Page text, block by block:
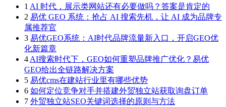
1 AI 时代，展示类网站还有必要做吗？答案是肯定的
2 易优 GEO 系统：抢占 AI 搜索先机，让 AI 成为品牌专
属推荐官
3 易优GEO系统：AI时代品牌流量新入口，开启GEO优
化新篇章
4 AI搜索时代下，GEO如何重塑品牌推广优化？易优
GEO给出全链路解决方案
5 易优cms在建站行业里有哪些优势
6 如何定位竞争对手并搭建外贸独立站获取询盘订单
7 外贸独立站SEO关键词选择的原则与方法